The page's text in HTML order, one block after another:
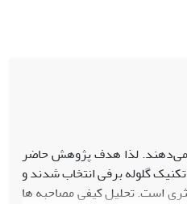
می‌دهند. لذا هدف پژوهش حاضر
داشتند از طریق تکنیک گلوله برفی انتخاب شدند و
است. تحلیل کیفی مصاحبه ها